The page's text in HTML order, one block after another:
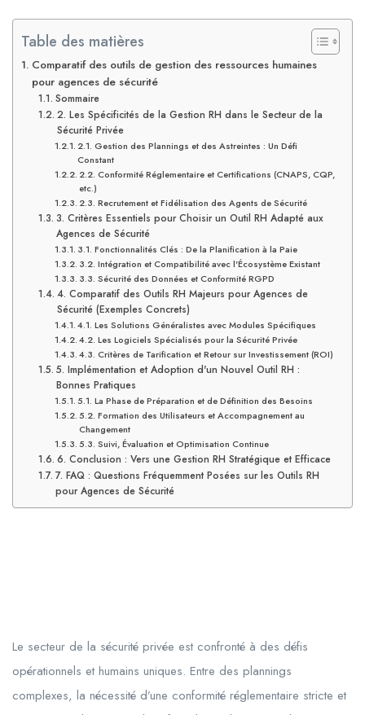
Table des matières
Comparatif des outils de gestion des ressources humaines
pour agences de sécurité
Sommaire
2. Les Spécificités de la Gestion RH dans le Secteur de la
Sécurité Privée
2.1. Gestion des Plannings et des Astreintes : Un Défi
Constant
2.2. Conformité Réglementaire et Certifications (CNAPS, CQP,
etc.)
2.3. Recrutement et Fidélisation des Agents de Sécurité
3. Critères Essentiels pour Choisir un Outil RH Adapté aux
Agences de Sécurité
3.1. Fonctionnalités Clés : De la Planification à la Paie
3.2. Intégration et Compatibilité avec l'Écosystème Existant
3.3. Sécurité des Données et Conformité RGPD
4. Comparatif des Outils RH Majeurs pour Agences de
Sécurité (Exemples Concrets)
4.1. Les Solutions Généralistes avec Modules Spécifiques
4.2. Les Logiciels Spécialisés pour la Sécurité Privée
4.3. Critères de Tarification et Retour sur Investissement (ROI)
5. Implémentation et Adoption d'un Nouvel Outil RH :
Bonnes Pratiques
5.1. La Phase de Préparation et de Définition des Besoins
5.2. Formation des Utilisateurs et Accompagnement au
Changement
5.3. Suivi, Évaluation et Optimisation Continue
6. Conclusion : Vers une Gestion RH Stratégique et Efficace
7. FAQ : Questions Fréquemment Posées sur les Outils RH
pour Agences de Sécurité
Le secteur de la sécurité privée est confronté à des défis
opérationnels et humains uniques. Entre des plannings
complexes, la nécessité d’une conformité réglementaire stricte et